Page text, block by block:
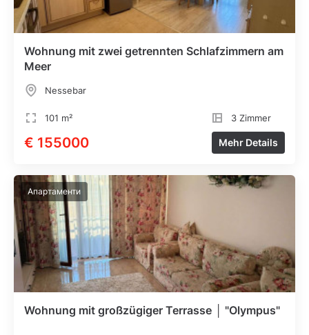
Wohnung mit zwei getrennten Schlafzimmern am
Meer
Nessebar
101 m² 3 Zimmer
€ 155000 Mehr Details
Апартаменти
Wohnung mit großzügiger Terrasse │ "Olympus"